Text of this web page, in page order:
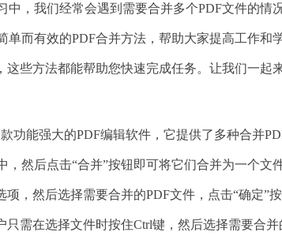
中，我们经常会遇到需要合并多个PDF文件的情
单而有效的PDF合并方法，帮助大家提高工作
这些方法都能帮助您快速完成任务。让我们一起
功能强大的PDF编辑软件，它提供了多种合并
，然后点击“合并”按钮即可将它们合并为一个文
项，然后选择需要合并的PDF文件，点击“确定”
只需在选择文件时按住Ctrl键，然后选择需要合